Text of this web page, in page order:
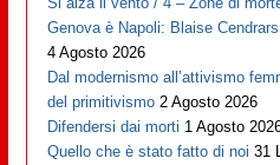
Genova è Napoli: Blaise
4 Agosto 2026
Dal modernismo all’attivismo
del primitivismo 2 Agosto 2026
Difendersi dai morti 1 Agosto
Quello che è stato fatto di noi 31